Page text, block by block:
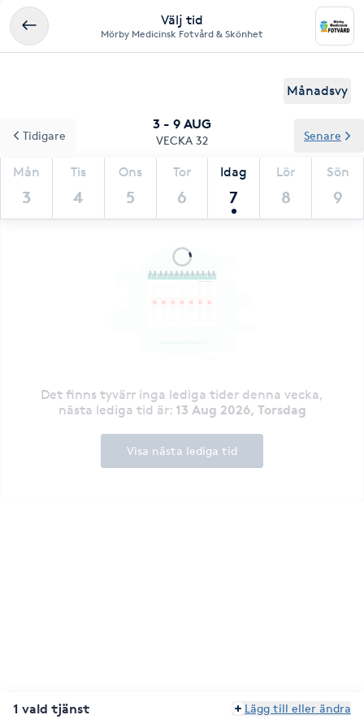
Välj tid
Mörby Medicinsk Fotvård & Skönhet
Månadsvy
3 - 9 AUG
VECKA 32
Mån
3
Tis
4
Ons
5
Tor
6
Idag
7
Lör
8
Sön
9
Tidigare Senare
Det finns tyvärr inga lediga tider denna vecka,
nästa lediga tid är: 13 Aug 2026, Torsdag
Visa nästa lediga tid
1 vald tjänst Lägg till eller ändra